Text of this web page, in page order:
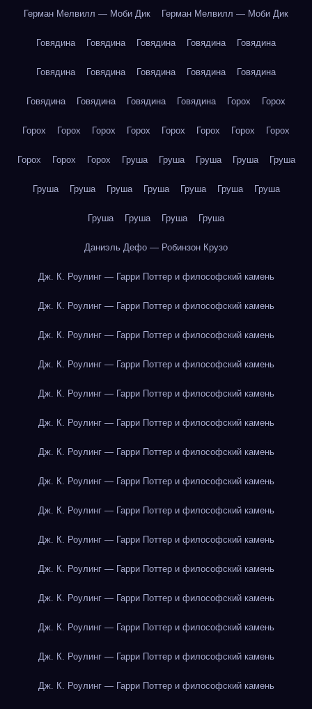
Герман Мелвилл — Моби Дик Герман Мелвилл — Моби Дик
Говядина Говядина Говядина Говядина Говядина
Говядина Говядина Говядина Говядина Говядина
Говядина Говядина Говядина Говядина Горох Горох
Горох Горох Горох Горох Горох Горох Горох Горох
Горох Горох Горох Груша Груша Груша Груша Груша
Груша Груша Груша Груша Груша Груша Груша
Груша Груша Груша Груша
Даниэль Дефо — Робинзон Крузо
Дж. К. Роулинг — Гарри Поттер и философский камень
Дж. К. Роулинг — Гарри Поттер и философский камень
Дж. К. Роулинг — Гарри Поттер и философский камень
Дж. К. Роулинг — Гарри Поттер и философский камень
Дж. К. Роулинг — Гарри Поттер и философский камень
Дж. К. Роулинг — Гарри Поттер и философский камень
Дж. К. Роулинг — Гарри Поттер и философский камень
Дж. К. Роулинг — Гарри Поттер и философский камень
Дж. К. Роулинг — Гарри Поттер и философский камень
Дж. К. Роулинг — Гарри Поттер и философский камень
Дж. К. Роулинг — Гарри Поттер и философский камень
Дж. К. Роулинг — Гарри Поттер и философский камень
Дж. К. Роулинг — Гарри Поттер и философский камень
Дж. К. Роулинг — Гарри Поттер и философский камень
Дж. К. Роулинг — Гарри Поттер и философский камень